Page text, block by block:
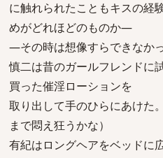
に触れられたこともキスの経
めがどれほどのものか―
―その時は想像すらできなかっ
慎二は昔のガールフレンドに
買った催淫ローションを
取り出して手のひらにあけた
まで悶え狂うかな）
有紀はロングヘアをベッドに